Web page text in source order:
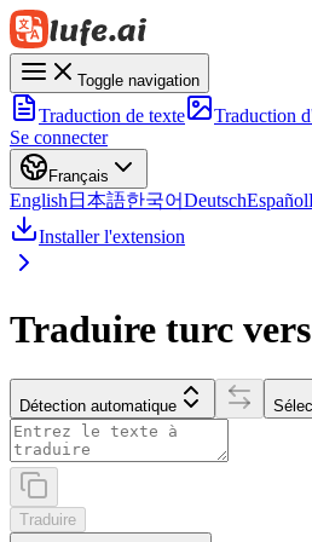
Toggle navigation
Traduction de texte Traduction
Se connecter
Français
English 日本語한국어DeutschEspañol
Installer l'extension
Traduire turc
Détection automatique
Traduire